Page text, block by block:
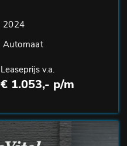
2024
Automaat
Leaseprijs v.a.
€ 1.053,- p/m